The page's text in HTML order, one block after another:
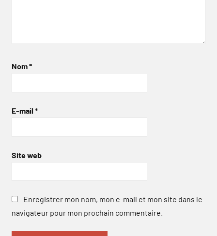
Nom*
E-mail *
Site web
Enregistrer mon nom, mon e-mail et mon site dans le
navigateur pour mon prochain commentaire.